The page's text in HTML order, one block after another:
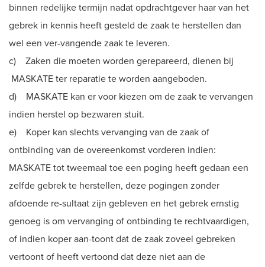
binnen redelijke termijn nadat opdrachtgever haar van het
gebrek in kennis heeft gesteld de zaak te herstellen dan
wel een ver-vangende zaak te leveren.
c) Zaken die moeten worden gerepareerd, dienen bij
MASKATE ter reparatie te worden aangeboden.
d) MASKATE kan er voor kiezen om de zaak te vervangen
indien herstel op bezwaren stuit.
e) Koper kan slechts vervanging van de zaak of
ontbinding van de overeenkomst vorderen indien:
MASKATE tot tweemaal toe een poging heeft gedaan een
zelfde gebrek te herstellen, deze pogingen zonder
afdoende re-sultaat zijn gebleven en het gebrek ernstig
genoeg is om vervanging of ontbinding te rechtvaardigen,
of indien koper aan-toont dat de zaak zoveel gebreken
vertoont of heeft vertoond dat deze niet aan de